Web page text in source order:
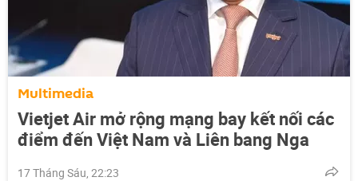
Multimedia
Vietjet Air mở rộng mạng bay kết nối các
điểm đến Việt Nam và Liên bang Nga
17 Tháng Sáu, 22:23